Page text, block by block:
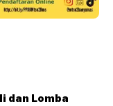
dan Lomba